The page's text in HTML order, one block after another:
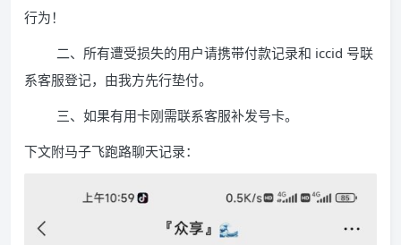
行为！
二、所有遭受损失的用户请携带付款记录和 iccid 号联
系客服登记，由我方先行垫付。
三、如果有用卡刚需联系客服补发号卡。
下文附马子飞跑路聊天记录：